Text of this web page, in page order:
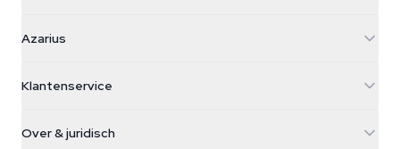
Galvaniweg 11
Nederland
+31(0)204897914
Azarius
Smokeshop
Klantenservice
Retourbeleid
Over & juridisch